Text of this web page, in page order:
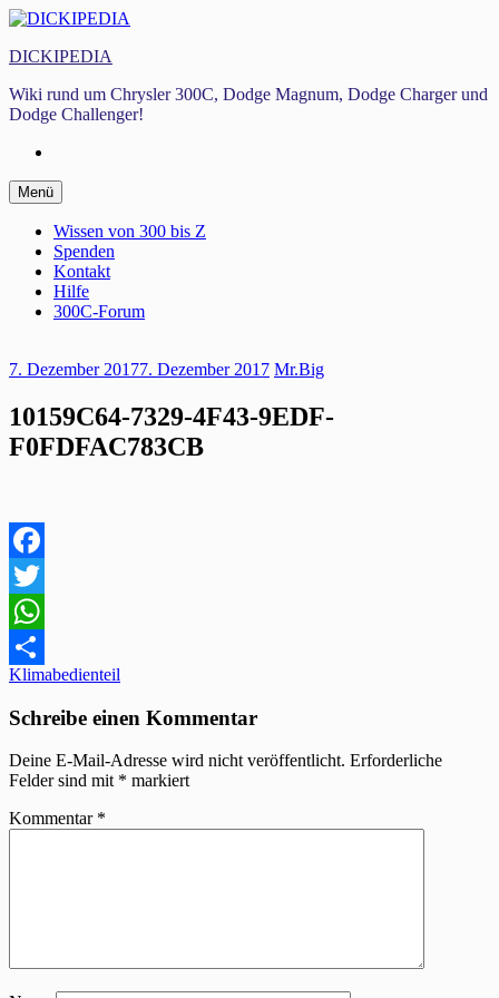
Zum
springen
DICKIPEDIA
Wiki rund um Chrysler 300C, Dodge Magnum, Dodge Charger und
Dodge Challenger!
Menü Zum
Inhalt
springen
Wissen von 300 bis Z
Spenden
Kontakt
Hilfe
300C-Forum
7. Dezember 20177. Dezember 2017 Mr.Big
10159C64-7329-4F43-9EDF-
F0FDFAC783CB
Facebook
Twitter
WhatsApp
Teilen
Beitragsnavigation
Klimabedienteil
Schreibe einen Kommentar
Deine E-Mail-Adresse wird nicht veröffentlicht. Erforderliche
Felder sind mit * markiert
Kommentar *